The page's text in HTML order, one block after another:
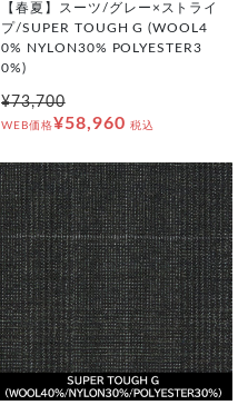
【春夏】スーツ/グレー×ストライ
プ/SUPER TOUGH G (WOOL4
0% NYLON30% POLYESTER3
0%)
¥73,700
WEB価格¥58,960 税込